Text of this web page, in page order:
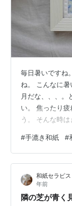
毎日暑いですね
ね。 こんなに
月だな、、、。
い。 焦ったり
う。 そんな時
ましょう。 ふー
くり気持ちよく
ましょう。 ス
ゆっくり美味し
疲れ様でした
明日はゆっくり
#手漉き和紙 #
和紙セラピ
年前
隣の芝が青く